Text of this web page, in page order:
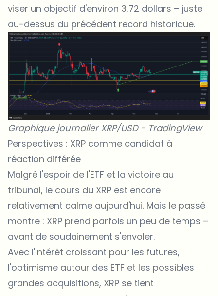
viser un objectif d'environ 3,72 dollars – juste
au-dessus du précédent record historique.
Graphique journalier XRP/USD - TradingView
Perspectives : XRP comme candidat à
réaction différée
Malgré l'espoir de l'ETF et la victoire au
tribunal, le cours du XRP est encore
relativement calme aujourd'hui. Mais le passé
montre : XRP prend parfois un peu de temps –
avant de soudainement s'envoler.
Avec l'intérêt croissant pour les futures,
l'optimisme autour des ETF et les possibles
grandes acquisitions, XRP se tient